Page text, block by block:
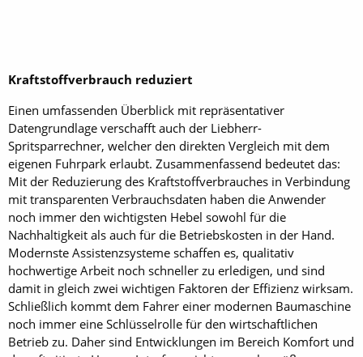
Kraftstoffverbrauch reduziert
Einen umfassenden Überblick mit repräsentativer
Datengrundlage verschafft auch der ­Liebherr-
Spritsparrechner, welcher den direkten Vergleich mit dem
eigenen Fuhrpark erlaubt. Zusammenfassend bedeutet das:
Mit der Reduzierung des Kraftstoffverbrauches in ­Verbindung
mit transparenten Verbrauchsdaten haben die Anwender
noch immer den wichtigsten Hebel sowohl für die
Nachhaltigkeit als auch für die Betriebskosten in der Hand.
Modernste Assistenzsysteme schaffen es, qualitativ
hochwertige Arbeit noch schneller zu erledigen, und sind
damit in gleich zwei wichtigen Faktoren der Effizienz wirksam.
Schließlich kommt dem Fahrer einer modernen Baumaschine
noch immer eine Schlüsselrolle für den wirtschaftlichen
Betrieb zu. Daher sind Entwicklungen im Bereich Komfort und